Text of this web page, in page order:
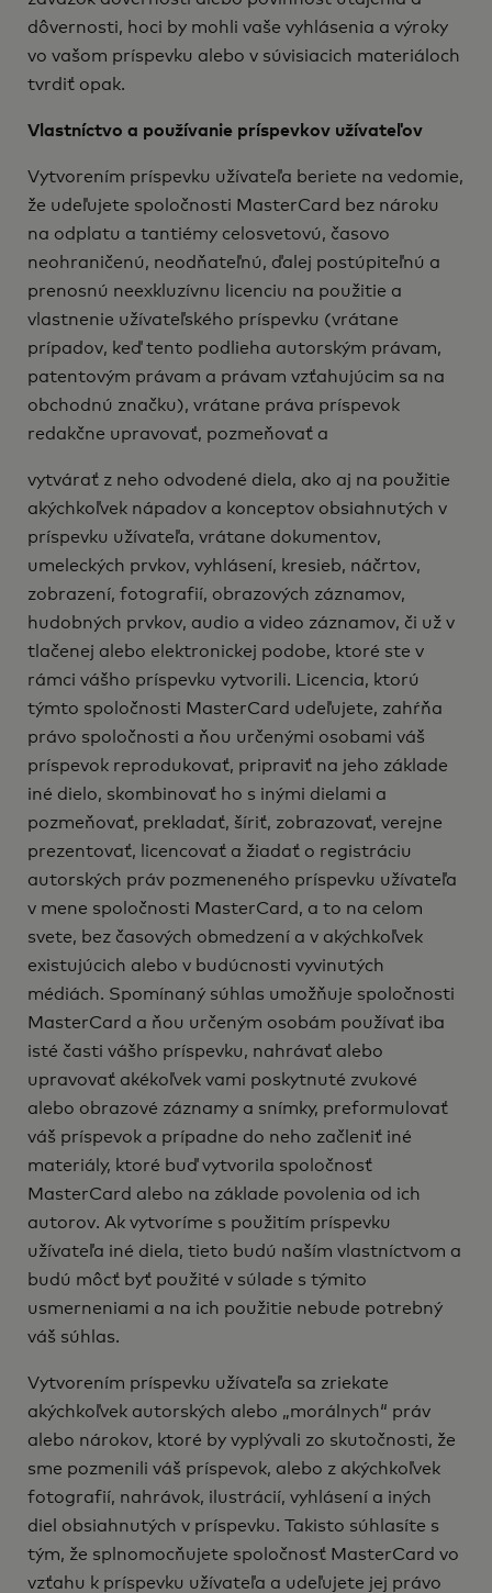
dôvernosti, hoci by mohli vaše vyhlásenia a výroky
vo vašom príspevku alebo v súvisiacich materiáloch
tvrdiť opak.
Vlastníctvo a používanie príspevkov užívateľov
Vytvorením príspevku užívateľa beriete na vedomie,
že udeľujete spoločnosti MasterCard bez nároku
na odplatu a tantiémy celosvetovú, časovo
neohraničenú, neodňateľnú, ďalej postúpiteľnú a
prenosnú neexkluzívnu licenciu na použitie a
vlastnenie užívateľského príspevku (vrátane
prípadov, keď tento podlieha autorským právam,
patentovým právam a právam vzťahujúcim sa na
obchodnú značku), vrátane práva príspevok
redakčne upravovať, pozmeňovať a
vytvárať z neho odvodené diela, ako aj na použitie
akýchkoľvek nápadov a konceptov obsiahnutých v
príspevku užívateľa, vrátane dokumentov,
umeleckých prvkov, vyhlásení, kresieb, náčrtov,
zobrazení, fotografií, obrazových záznamov,
hudobných prvkov, audio a video záznamov, či už v
tlačenej alebo elektronickej podobe, ktoré ste v
rámci vášho príspevku vytvorili. Licencia, ktorú
týmto spoločnosti MasterCard udeľujete, zahŕňa
právo spoločnosti a ňou určenými osobami váš
príspevok reprodukovať, pripraviť na jeho základe
iné dielo, skombinovať ho s inými dielami a
pozmeňovať, prekladať, šíriť, zobrazovať, verejne
prezentovať, licencovať a žiadať o registráciu
autorských práv pozmeneného príspevku užívateľa
v mene spoločnosti MasterCard, a to na celom
svete, bez časových obmedzení a v akýchkoľvek
existujúcich alebo v budúcnosti vyvinutých
médiách. Spomínaný súhlas umožňuje spoločnosti
MasterCard a ňou určeným osobám používať iba
isté časti vášho príspevku, nahrávať alebo
upravovať akékoľvek vami poskytnuté zvukové
alebo obrazové záznamy a snímky, preformulovať
váš príspevok a prípadne do neho začleniť iné
materiály, ktoré buď vytvorila spoločnosť
MasterCard alebo na základe povolenia od ich
autorov. Ak vytvoríme s použitím príspevku
užívateľa iné diela, tieto budú naším vlastníctvom a
budú môcť byť použité v súlade s týmito
usmerneniami a na ich použitie nebude potrebný
váš súhlas.
Vytvorením príspevku užívateľa sa zriekate
akýchkoľvek autorských alebo „morálnych“ práv
alebo nárokov, ktoré by vyplývali zo skutočnosti, že
sme pozmenili váš príspevok, alebo z akýchkoľvek
fotografií, nahrávok, ilustrácií, vyhlásení a iných
diel obsiahnutých v príspevku. Takisto súhlasíte s
tým, že splnomocňujete spoločnosť MasterCard vo
vzťahu k príspevku užívateľa a udeľujete jej právo